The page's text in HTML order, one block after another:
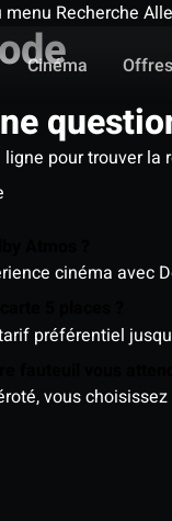
menu Recherche
Cinéma Offres
pour trouver la
cinéma avec
préférentiel
vous